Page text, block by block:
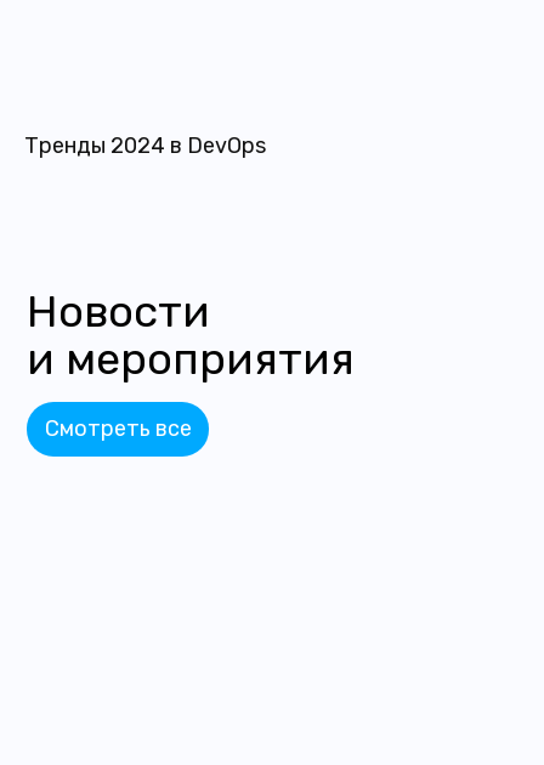
Тренды 2024 в DevOps
Новости
и мероприятия
Смотреть все